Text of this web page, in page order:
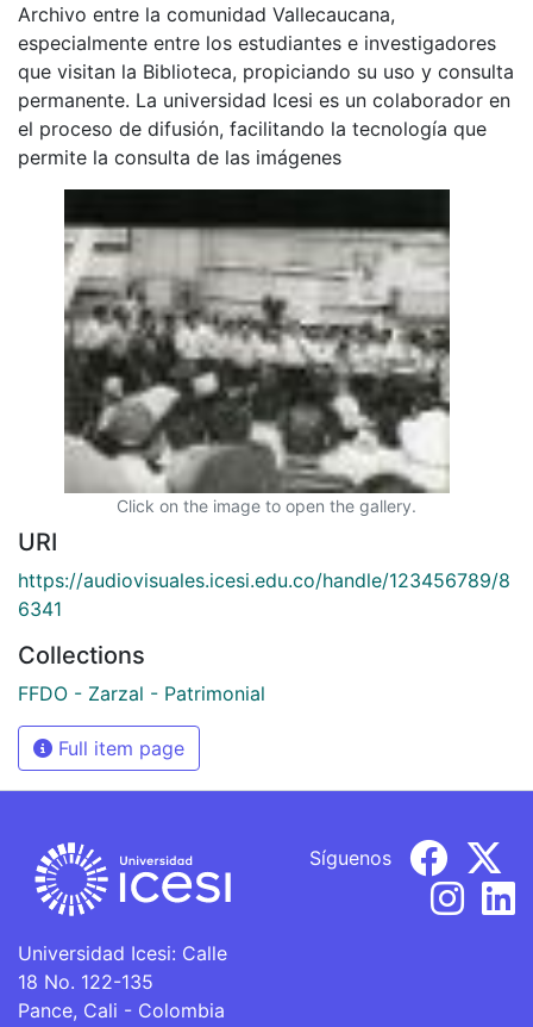
Archivo entre la comunidad Vallecaucana,
especialmente entre los estudiantes e investigadores
que visitan la Biblioteca, propiciando su uso y consulta
permanente. La universidad Icesi es un colaborador en
el proceso de difusión, facilitando la tecnología que
permite la consulta de las imágenes
Click on the image to open the gallery.
URI
https://audiovisuales.icesi.edu.co/handle/123456789/8
6341
Collections
FFDO - Zarzal - Patrimonial
Full item page
Universidad Icesi: Calle
18 No. 122-135
Pance, Cali - Colombia
Síguenos